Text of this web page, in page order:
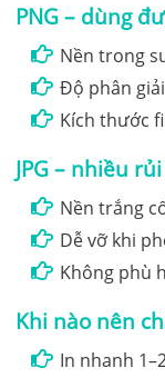
PNG – dùng
Nền trong
Độ phân
Kích thước
JPG – nhiều
Nền trắng
Dễ vỡ khi
Không phù
Khi nào nên
In nhanh